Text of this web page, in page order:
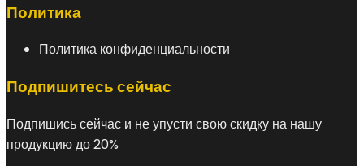
Политика
Политика конфиденциальности
Подпишитесь сейчас
Подпишись сейчас и не упусти свою скидку на нашу
продукцию до 20%